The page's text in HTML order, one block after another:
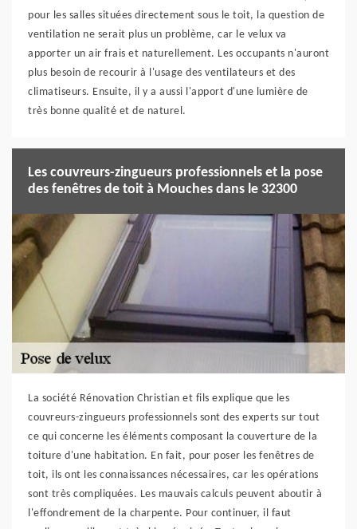
pour les salles situées directement sous le toit, la question de
ventilation ne serait plus un problème, car le velux va
apporter un air frais et naturellement. Les occupants n'auront
plus besoin de recourir à l'usage des ventilateurs et des
climatiseurs. Ensuite, il y a aussi l'apport d'une lumière de
très bonne qualité et de naturel.
Les couvreurs-zingueurs professionnels et la pose
des fenêtres de toit à Mouches dans le 32300
La société Rénovation Christian et fils explique que les
couvreurs-zingueurs professionnels sont des experts sur tout
ce qui concerne les éléments composant la couverture de la
toiture d'une habitation. En fait, pour poser les fenêtres de
toit, ils ont les connaissances nécessaires, car les opérations
sont très compliquées. Les mauvais calculs peuvent aboutir à
l'effondrement de la charpente. Pour continuer, il faut